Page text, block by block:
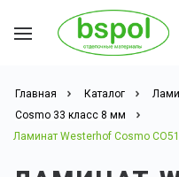
Главная Каталог
Cosmo 33 класс 8 мм
Ламинат Westerhof Cosmo